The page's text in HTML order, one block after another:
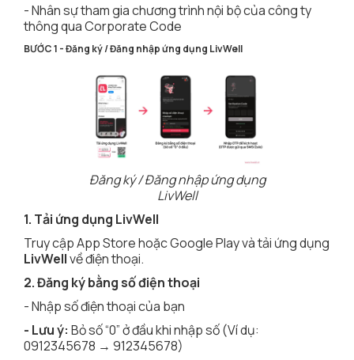
- Nhân sự tham gia chương trình nội bộ của công ty
thông qua Corporate Code
BƯỚC 1 - Đăng ký / Đăng nhập ứng dụng LivWell
Đăng ký / Đăng nhập ứng dụng
LivWell
1. Tải ứng dụng LivWell
Truy cập App Store hoặc Google Play và tải ứng dụng
LivWellvề điện thoại.
2. Đăng ký bằng số điện thoại
- Nhập số điện thoại của bạn
- Lưu ý: Bỏ số “0” ở đầu khi nhập số (Ví dụ:
0912345678 → 912345678)